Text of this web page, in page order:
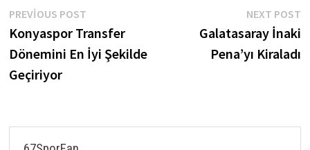
Yazı
gezinmesi
PREVIOUS POSTPrevious
post:
Konyaspor Transfer
Dönemini En İyi Şekilde
Geçiriyor
NEXT POST
Galatasaray İnaki
Pena’yı Kiraladı